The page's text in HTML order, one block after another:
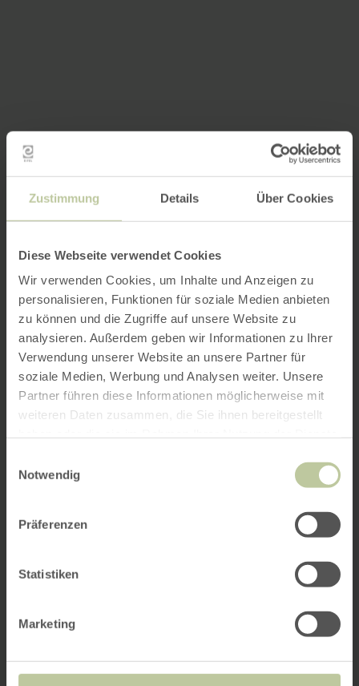
Zustimmung Details Über Cookies
Diese Webseite verwendet Cookies
Wir verwenden Cookies, um Inhalte und Anzeigen zu
personalisieren, Funktionen für soziale Medien anbieten
zu können und die Zugriffe auf unsere Website zu
analysieren. Außerdem geben wir Informationen zu Ihrer
Verwendung unserer Website an unsere Partner für
soziale Medien, Werbung und Analysen weiter. Unsere
Partner führen diese Informationen möglicherweise mit
weiteren Daten zusammen, die Sie ihnen bereitgestellt
Notwendig
Präferenzen
Statistiken
Marketing